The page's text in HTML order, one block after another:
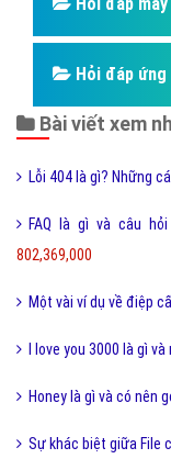
Hỏi đáp ứng
Bài viết xem
Lỗi 404 là gì? Những
FAQ là gì và câu
802,369,000
Một vài ví dụ về điệp
I love you 3000 là gì
Honey là gì và có nên
Sự khác biệt giữa File